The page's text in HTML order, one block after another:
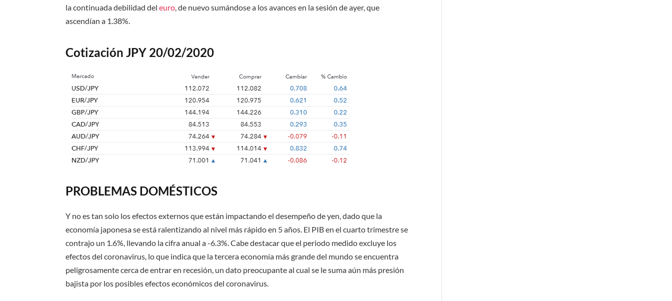
la continuada debilidad deleuro , de nuevo sumándose a los avances en la sesión de ayer, que
ascendían a 1.38%.
Cotización JPY 20/02/2020
PROBLEMAS DOMÉSTICOS
Y no es tan solo los efectos externos que están impactando el desempeño de yen, dado que la
economía japonesa se está ralentizando al nivel más rápido en 5 años. El PIB en el cuarto trimestre se
contrajo un 1.6%, llevando la cifra anual a -6.3%. Cabe destacar que el periodo medido excluye los
efectos del coronavirus, lo que indica que la tercera economía más grande del mundo se encuentra
peligrosamente cerca de entrar en recesión, un dato preocupante al cual se le suma aún más presión
bajista por los posibles efectos económicos del coronavirus.